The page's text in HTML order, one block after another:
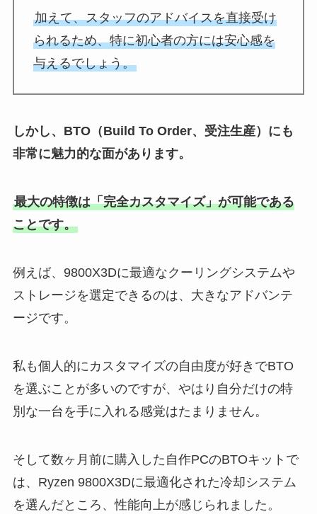
加えて、スタッフのアドバイスを直接受け
られるため、特に初心者の方には安心感を
与えるでしょう。
しかし、BTO（Build To Order、受注生産）にも
非常に魅力的な面があります。
最大の特徴は「完全カスタマイズ」が可能である
ことです。
例えば、9800X3Dに最適なクーリングシステムや
ストレージを選定できるのは、大きなアドバンテ
ージです。
私も個人的にカスタマイズの自由度が好きでBTO
を選ぶことが多いのですが、やはり自分だけの特
別な一台を手に入れる感覚はたまりません。
そして数ヶ月前に購入した自作PCのBTOキットで
は、Ryzen 9800X3Dに最適化された冷却システム
を選んだところ、性能向上が感じられました。